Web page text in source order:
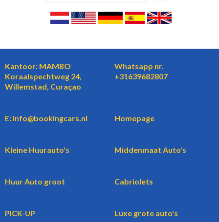
Kantoor: MAMBO
Koraalspechtweg 24,
Willemstad, Curaçao
Whatsapp nr.
+31639682807
E: info@bookingcars.nl Homepage
Kleine Huurauto's Middenmaat Auto's
Huur Auto groot Cabriolets
PICK-UP Luxe grote auto's